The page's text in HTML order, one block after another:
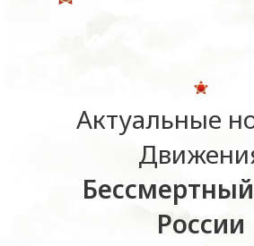
Актуальные
России